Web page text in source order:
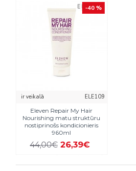
-40 %
ir veikalā
ELE109
Eleven Repair My Hair
Nourishing matu struktūru
nostiprinošs kondicionieris
960ml
44,00€ 26,39€